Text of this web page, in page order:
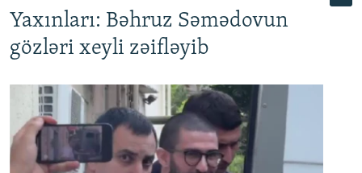
Yaxınları: Bəhruz Səmədovun
gözləri xeyli zəifləyib